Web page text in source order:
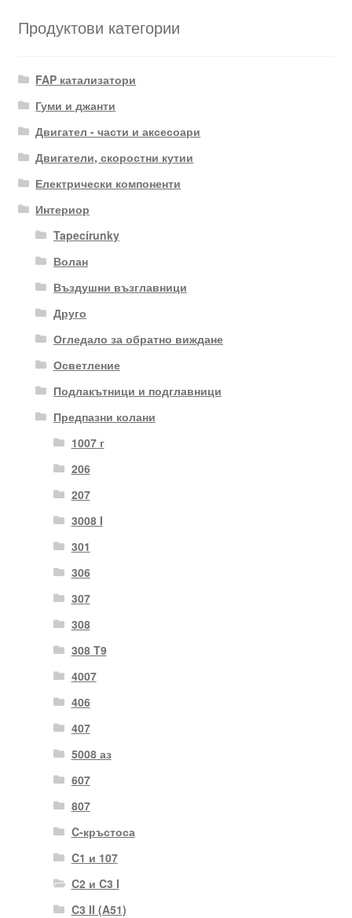
Продуктови категории
FAP катализатори
Гуми и джанти
Двигател - части и аксесоари
Двигатели, скоростни кутии
Електрически компоненти
Интериор
Tapecírunky
Волан
Въздушни възглавници
Друго
Огледало за обратно виждане
Осветление
Подлакътници и подглавници
Предпазни колани
1007 г
206
207
3008 I
301
306
307
308
308 T9
4007
406
407
5008 аз
607
807
C-кръстоса
C1 и 107
C2 и C3 I
C3 II (A51)